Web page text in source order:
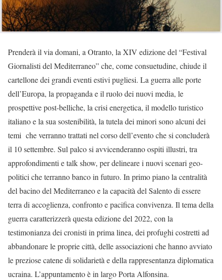
Prenderà il via domani, a Otranto, la XIV edizione del “Festival
Giornalisti del Mediterraneo” che, come consuetudine, chiude il
cartellone dei grandi eventi estivi pugliesi. La guerra alle porte
dell’Europa, la propaganda e il ruolo dei nuovi media, le
prospettive post-belliche, la crisi energetica, il modello turistico
italiano e la sua sostenibilità, la tutela dei minori sono alcuni dei
temi che verranno trattati nel corso dell’evento che si concluderà
il 10 settembre. Sul palco si avvicenderanno ospiti illustri, tra
approfondimenti e talk show, per delineare i nuovi scenari geo-
politici che terranno banco in futuro. In primo piano la centralità
del bacino del Mediterraneo e la capacità del Salento di essere
terra di accoglienza, confronto e pacifica convivenza. Il tema della
guerra caratterizzerà questa edizione del 2022, con la
testimonianza dei cronisti in prima linea, dei profughi costretti ad
abbandonare le proprie città, delle associazioni che hanno avviato
le preziose catene di solidarietà e della rappresentanza diplomatica
ucraina. L’appuntamento è in largo Porta Alfonsina.